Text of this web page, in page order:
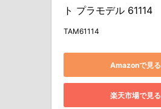
ト プラモデル 61114
TAM61114
Amazonで見る
楽天市場で見る